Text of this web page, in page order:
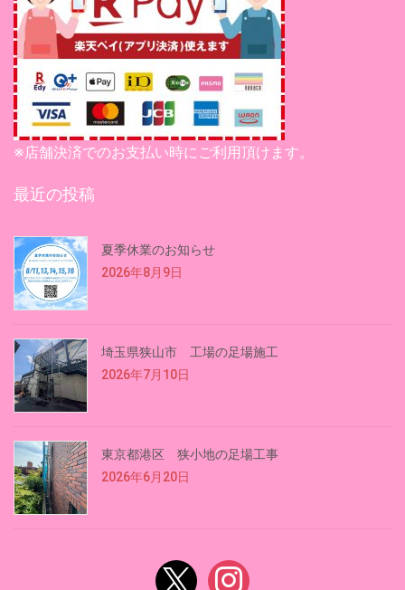
※店舗決済でのお支払い時にご利用頂けます。
最近の投稿
夏季休業のお知らせ
2026年8月9日
埼玉県狭山市 工場の足場施工
2026年7月10日
東京都港区 狭小地の足場工事
2026年6月20日
x instagram